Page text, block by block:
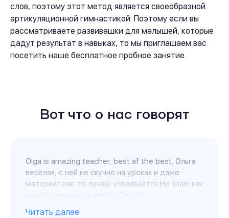
слов, поэтому этот метод является своеобразной
артикуляционной гимнастикой. Поэтому если вы
рассматриваете развивашки для малышей, которые
дадут результат в навыках, то мы приглашаем вас
посетить наше бесплатное пробное занятие.
Вот что о нас говорят
Оlga is amazing teacher, best af the best. Ольга
весёлая, с ней не скучно на уроках и даже
материал как-то лучше усваивается Не знаю как
Читать далее